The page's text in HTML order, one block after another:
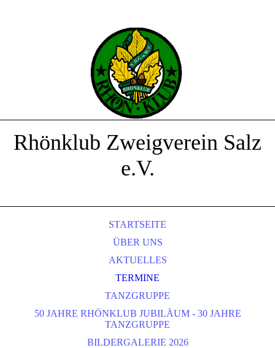
Rhönklub Zweigverein Salz
e.V.
STARTSEITE
ÜBER UNS
AKTUELLES
TERMINE
TANZGRUPPE
50 JAHRE RHÖNKLUB JUBILÄUM - 30 JAHRE
TANZGRUPPE
BILDERGALERIE 2026